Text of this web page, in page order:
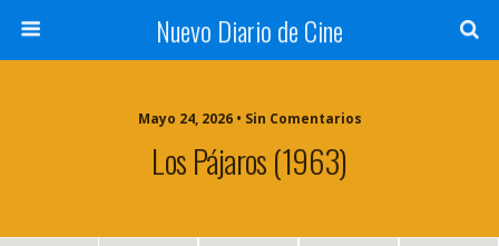
Nuevo Diario de Cine
Mayo 24, 2026 • Sin Comentarios
Los Pájaros (1963)